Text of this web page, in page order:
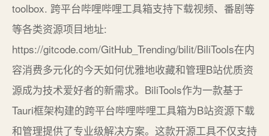
toolbox. 跨平台哔哩哔哩工具箱支持下载视频、番剧等
等各类资源项目地址:
https://gitcode.com/GitHub_Trending/bilit/BiliTools在内
容消费多元化的今天如何优雅地收藏和管理B站优质资
源成为技术爱好者的新需求。BiliTools作为一款基于
Tauri框架构建的跨平台哔哩哔哩工具箱为B站资源下载
和管理提供了专业级解决方案。这款开源工具不仅支持